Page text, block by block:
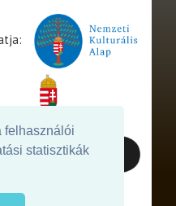
felhasználói
statisztikák